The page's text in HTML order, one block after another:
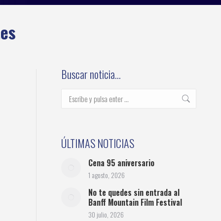
Buscar noticia…
Buscar:
ÚLTIMAS NOTICIAS
Cena 95 aniversario
1 agosto, 2026
No te quedes sin entrada al
Banff Mountain Film Festival
30 julio, 2026